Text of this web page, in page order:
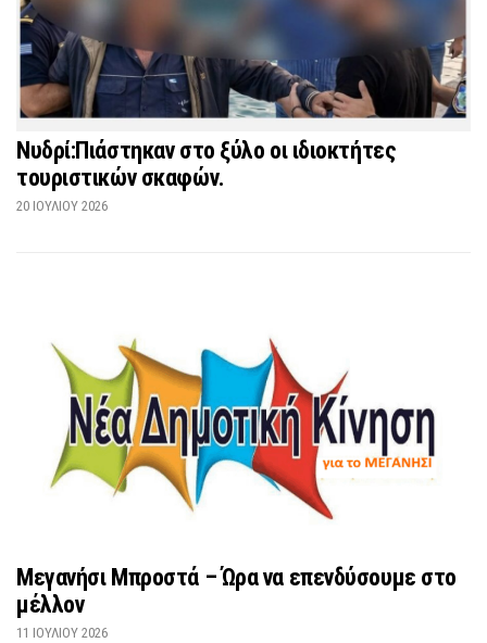
Νυδρί:Πιάστηκαν στο ξύλο οι ιδιοκτήτες
τουριστικών σκαφών.
20 ΙΟΥΛΊΟΥ 2026
Μεγανήσι Μπροστά – Ώρα να επενδύσουμε στο
μέλλον
11 ΙΟΥΛΊΟΥ 2026